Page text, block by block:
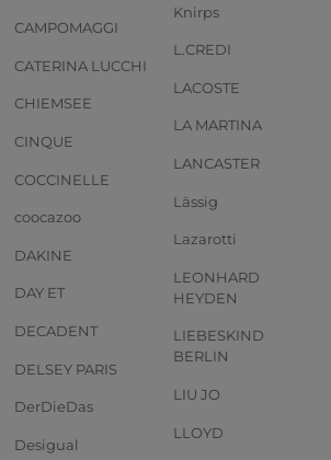
CAMPOMAGGI
CATERINA LUCCHI
CHIEMSEE
CINQUE
COCCINELLE
coocazoo
DAKINE
DAY ET
DECADENT
DELSEY PARIS
DerDieDas
Desigual
Knirps
L.CREDI
LACOSTE
LA MARTINA
LANCASTER
Lässig
Lazarotti
LEONHARD
HEYDEN
LIEBESKIND
BERLIN
LIU JO
LLOYD